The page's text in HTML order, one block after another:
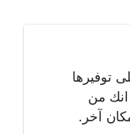
توفيرها
انك من
آخر.